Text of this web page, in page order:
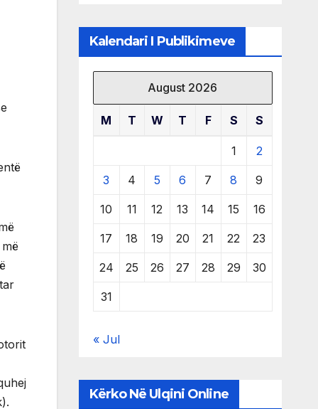
Kalendari I Publikimeve
August 2026
M T W T F S S
1 2
3 4 5 6 7 8 9
10 11 12 13 14 15 16
17 18 19 20 21 22 23
24 25 26 27 28 29 30
31
« Jul
Kërko Në Ulqini Online